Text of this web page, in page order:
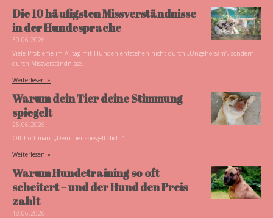
Die 10 häufigsten Missverständnisse
in der Hundesprache
30.06.2026
Viele Probleme im Alltag mit Hunden entstehen nicht durch „Ungehorsam“, sondern
durch Missverständnisse.
Weiterlesen »
Warum dein Tier deine Stimmung
spiegelt
25.06.2026
Oft hört man: „Dein Tier spiegelt dich.“
Weiterlesen »
Warum Hundetraining so oft
scheitert – und der Hund den Preis
zahlt
18.06.2026